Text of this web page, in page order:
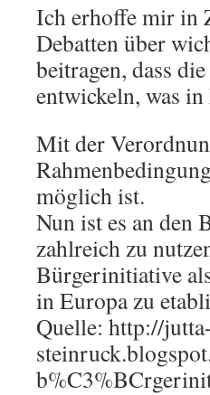
Ich erhoffe mir in
Debatten über
beitragen, dass
entwickeln, was
Mit der
möglich ist.
Nun ist es an den
zahlreich zu
Bürgerinitiative
in Europa zu
Quelle: http://